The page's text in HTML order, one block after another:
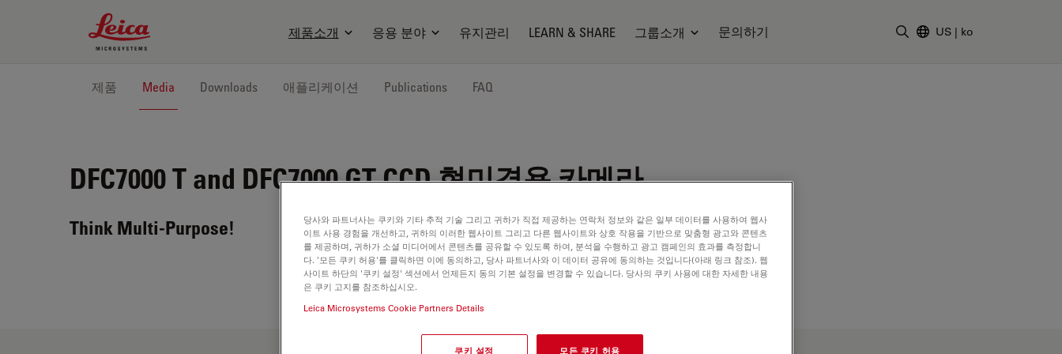
Leica Microsystems Logo
제품소개 응용 분야 유지관리 LEARN & SHARE 그룹소개 문의하기 US | ko
제품 Media Downloads 애플리케이션 Publications FAQ
DFC7000 T and DFC7000 GTCCD 현미경용 카메라
Think Multi-Purpose!
당사와 파트너사는 쿠키와 기타 추적 기술 그리고 귀하가 직접 제공하는 연락처 정보와 같은 일부 데이터를 사용하여 웹사
이트 사용 경험을 개선하고, 귀하의 이러한 웹사이트 그리고 다른 웹사이트와 상호 작용을 기반으로 맞춤형 광고와 콘텐츠
를 제공하며, 귀하가 소셜 미디어에서 콘텐츠를 공유할 수 있도록 하여, 분석을 수행하고 광고 캠페인의 효과를 측정합니
다. '모든 쿠키 허용'를 클릭하면 이에 동의하고, 당사 파트너사와 이 데이터 공유에 동의하는 것입니다(아래 링크 참조). 웹
사이트 하단의 '쿠키 설정' 섹션에서 언제든지 동의 기본 설정을 변경할 수 있습니다. 당사의 쿠키 사용에 대한 자세한 내용
은 쿠키 고지를 참조하십시오.
Leica Microsystems Cookie Partners Details
쿠키 설정 모든 쿠키 허용